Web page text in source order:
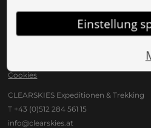
Presse
Downloads
Cookies
CLEARSKIES Expeditionen & Trekking
T +43 (0)512 284 561 15
info@clearskies.at
Einstellung